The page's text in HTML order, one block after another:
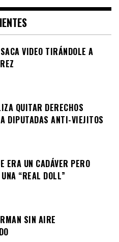
VIDEO TIRÁNDOLE A
QUITAR DERECHOS
DIPUTADAS ANTI-VIEJITOS
ERA UN CADÁVER PERO
“REAL DOLL”
SIN AIRE